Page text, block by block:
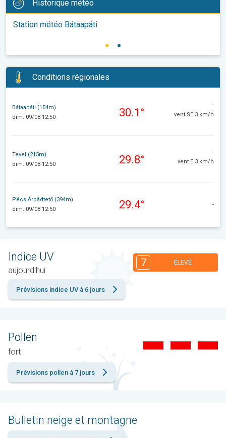
Historique météo
Station météo Bátaapáti
Conditions régionales
Bátaapáti (154m)
dim. 09/08 12:50
30.1°
-
vent SE 3 km/h
Tevel (215m)
dim. 09/08 12:50
29.8°
-
vent E 3 km/h
Pécs Árpádtető (394m)
dim. 09/08 12:50
29.4° -
Indice UV
aujourd'hui
7 ÉLEVÉ
Prévisions indice UV à 6 jours
Pollen
fort
Prévisions pollen à 7 jours
Bulletin neige et montagne